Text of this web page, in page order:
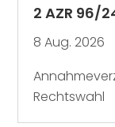
2 AZR 96/
8 Aug. 2026
Rechtswahl